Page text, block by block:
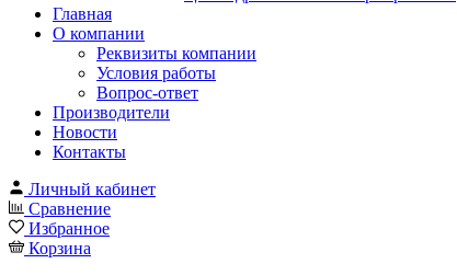
Главная
О компании
Реквизиты компании
Условия работы
Вопрос-ответ
Производители
Новости
Контакты
Личный кабинет
Сравнение
Избранное
Корзина